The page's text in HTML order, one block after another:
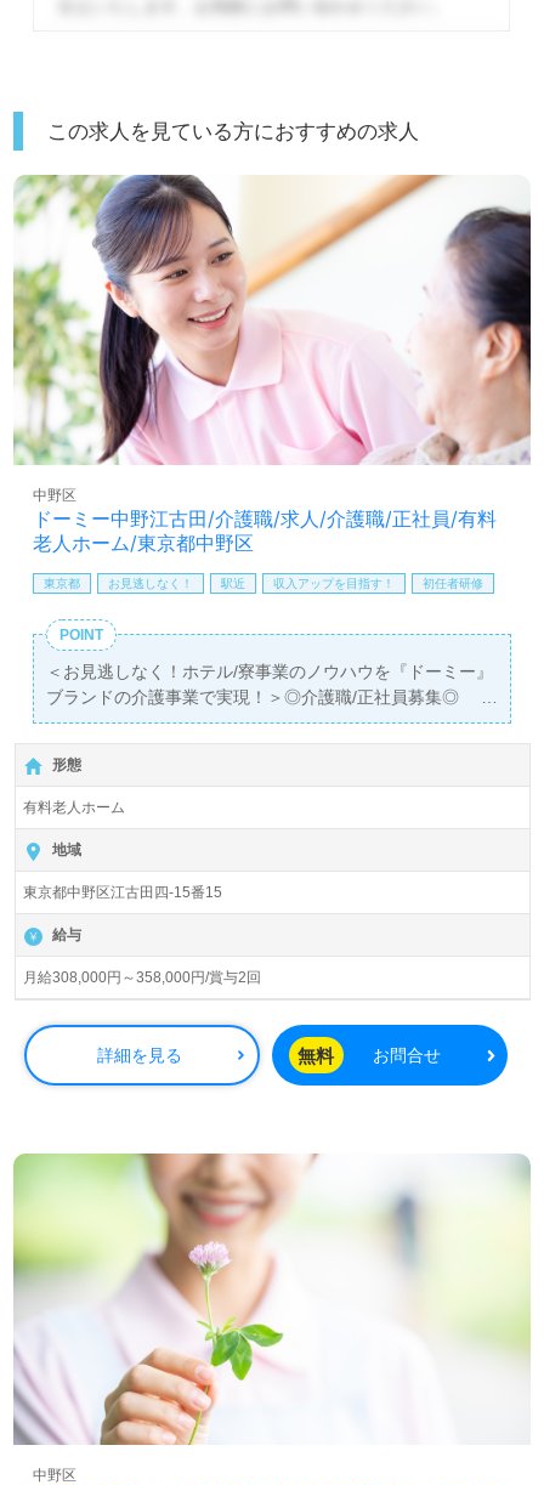
この求人を見ている方におすすめの求人
ドーミー中野江古田/介護職/求人/介護職/正社員/有料
老人ホーム/東京都中野区
中野区
東京都 お見逃しなく！ 駅近 収入アップを目指す！ 初任者研修
POINT
＜お見逃しなく！ホテル/寮事業のノウハウを『ドーミー』
ブランドの介護事業で実現！＞◎介護職/正社員募集◎
【月給308,000円～358,000円/賞与2回】＊初任者研修以上
有資格者向け求人＊『沼袋駅』徒歩9分。
入居定員85名（85室/全室個室）『ドーミー中野江古田』
株式会社共立メンテナンス（本社：東京都千代田区）様の
運営です。従業員数5,939名以上、東京都、埼玉県を中心
にサービス付き高齢者向け住宅、介護付き/住宅型有料老人
ホーム、全国95棟の『ドーミーイン』ビジネスホテル事
業、全国42棟のリゾートホテル事業、全国500か所以上の
寮事業を展開されています。新規オープン予定事業所も
続々誕生予定！『食・住・泊』をテーマに『顧客第一』を
『会社の心』とされるプライム市場上場企業様です。
◎ご利用者様の『やってみたいを引き出す多彩なアクティ
ビティ』。笑顔になれるシニアライフをサポートされる事
様やご家族様から『感謝の言葉』も多く届く事業所様で
す。入社時研修～各種研修制度の充実、食事代補助等の手
厚い福利厚生、キャリアアップを目指せる環境整備もうれ
しいポイント！『ご利用者様のお役に立ちたい、資格/経験
を活かしたい』『働きながらキャリアアップを実現した
い、施設形態や環境を変えて仕事をしたい』等の方も大歓
迎です！募集詳細等、担当コンサルタントよりご案内しま
す。お問い合わせも遠慮なくお願いします。
全国の求人ご紹介！医療/福祉業界の正社員/パート求人探
しは【ウィルオブ介護】＊求人情報収集、将来的検討の方
も遠慮なく＊
形態
有料老人ホーム
地域
東京都中野区江古田四-15番15
給与
月給308,000円～358,000円/賞与2回
詳細を見る 無料 お問合せ
中野区